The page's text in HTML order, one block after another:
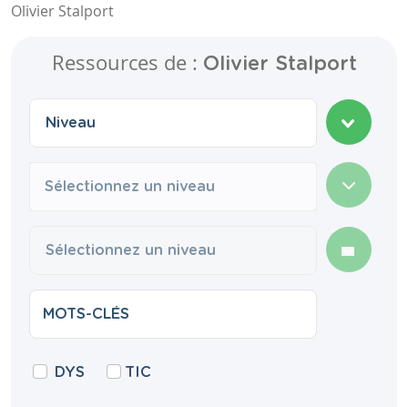
Olivier Stalport
Ressources de : Olivier Stalport
Sélectionnez un niveau
DYS TIC